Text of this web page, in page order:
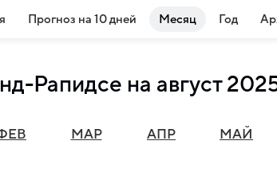
Прогноз на 10 дней Месяц Год
Рапидсе на август
МАР АПР МАЙ